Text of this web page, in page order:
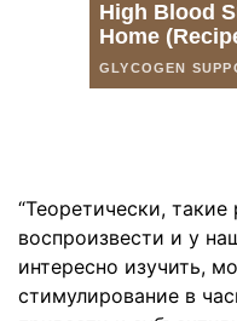
“Теоретически,
воспроизвести и у
интересно изучить,
стимулирование в